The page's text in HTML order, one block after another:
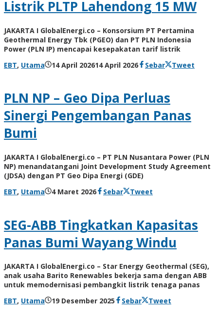
Listrik PLTP Lahendong 15 MW
JAKARTA I GlobalEnergi.co – Konsorsium PT Pertamina
Geothermal Energy Tbk (PGEO) dan PT PLN Indonesia
Power (PLN IP) mencapai kesepakatan tarif listrik
EBT, Utama 14 April 202614 April 2026olehSebar Tweet
PLN NP – Geo Dipa Perluas
Sinergi Pengembangan Panas
Bumi
JAKARTA I GlobalEnergi.co – PT PLN Nusantara Power (PLN
NP) menandatangani Joint Development Study Agreement
(JDSA) dengan PT Geo Dipa Energi (GDE)
EBT, Utama 4 Maret 2026olehSebar Tweet
SEG-ABB Tingkatkan Kapasitas
Panas Bumi Wayang Windu
JAKARTA I GlobalEnergi.co – Star Energy Geothermal (SEG),
anak usaha Barito Renewables bekerja sama dengan ABB
untuk memodernisasi pembangkit listrik tenaga panas
EBT, Utama 19 Desember 2025 olehSebar Tweet